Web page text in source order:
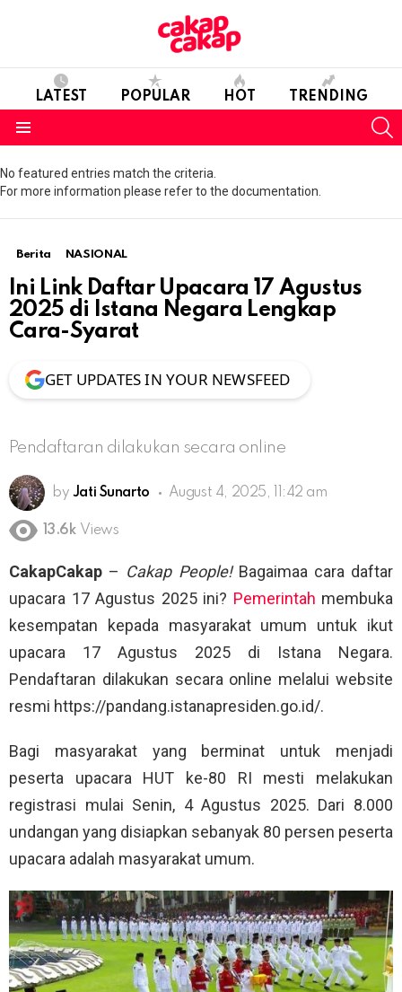
LATEST POPULAR HOT TRENDING
No featured entries match the criteria.
For more information please refer to the documentation.
Berita NASIONAL
Ini Link Daftar Upacara 17 Agustus
2025 di Istana Negara Lengkap
Cara-Syarat
GET UPDATES IN YOUR NEWSFEED
Pendaftaran dilakukan secara online
by Jati Sunarto August 4, 2025, 11:42 am
13.6k Views
CakapCakap – Cakap People! Bagaimaa cara daftar
upacara 17 Agustus 2025 ini? Pemerintah membuka
kesempatan kepada masyarakat umum untuk ikut
upacara 17 Agustus 2025 di Istana Negara.
Pendaftaran dilakukan secara online melalui website
resmi https://pandang.istanapresiden.go.id/.
Bagi masyarakat yang berminat untuk menjadi
peserta upacara HUT ke-80 RI mesti melakukan
registrasi mulai Senin, 4 Agustus 2025. Dari 8.000
undangan yang disiapkan sebanyak 80 persen peserta
upacara adalah masyarakat umum.